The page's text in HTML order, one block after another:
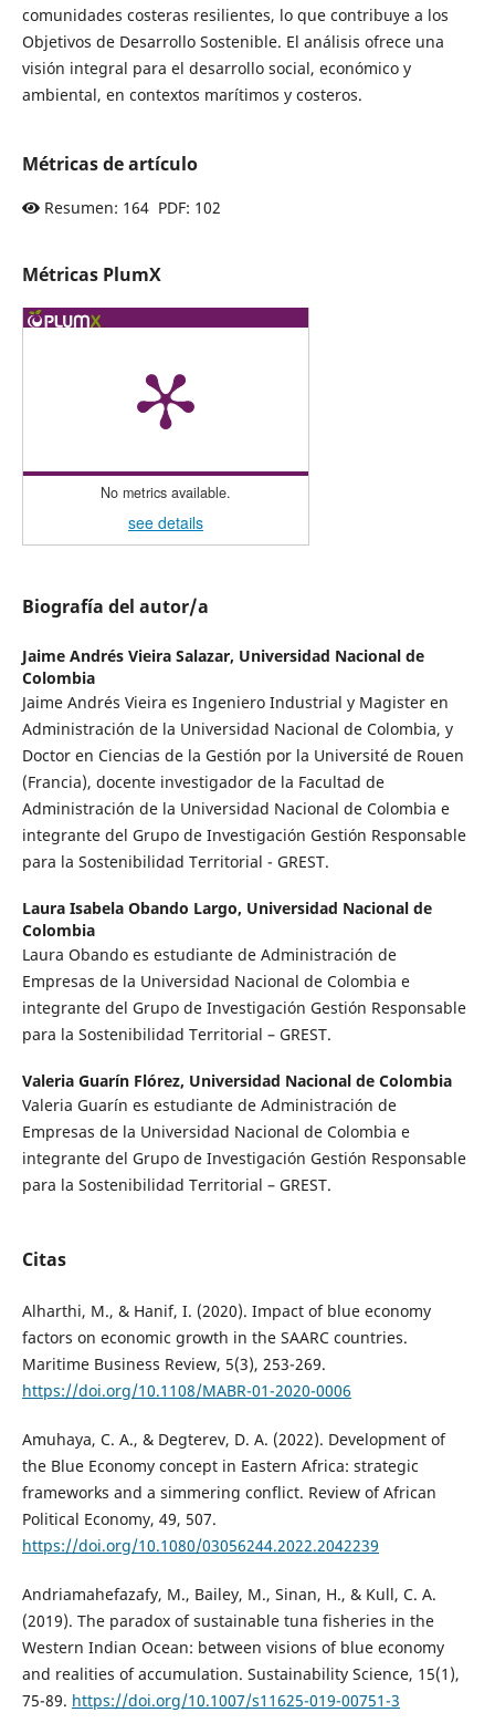
comunidades costeras resilientes, lo que contribuye a los
Objetivos de Desarrollo Sostenible. El análisis ofrece una
visión integral para el desarrollo social, económico y
ambiental, en contextos marítimos y costeros.
Métricas de artículo
Resumen: 164 PDF: 102
Métricas PlumX
No metrics available.
see details
Biografía del autor/a
Jaime Andrés Vieira Salazar, Universidad Nacional de
Colombia
Jaime Andrés Vieira es Ingeniero Industrial y Magister en
Administración de la Universidad Nacional de Colombia, y
Doctor en Ciencias de la Gestión por la Université de Rouen
(Francia), docente investigador de la Facultad de
Administración de la Universidad Nacional de Colombia e
integrante del Grupo de Investigación Gestión Responsable
para la Sostenibilidad Territorial - GREST.
Laura Isabela Obando Largo, Universidad Nacional de
Colombia
Laura Obando es estudiante de Administración de
Empresas de la Universidad Nacional de Colombia e
integrante del Grupo de Investigación Gestión Responsable
para la Sostenibilidad Territorial – GREST.
Valeria Guarín Flórez, Universidad Nacional de Colombia
Valeria Guarín es estudiante de Administración de
Empresas de la Universidad Nacional de Colombia e
integrante del Grupo de Investigación Gestión Responsable
para la Sostenibilidad Territorial – GREST.
Citas
Alharthi, M., & Hanif, I. (2020). Impact of blue economy
factors on economic growth in the SAARC countries.
Maritime Business Review, 5(3), 253-269.
https://doi.org/10.1108/MABR-01-2020-0006
Amuhaya, C. A., & Degterev, D. A. (2022). Development of
the Blue Economy concept in Eastern Africa: strategic
frameworks and a simmering conflict. Review of African
Political Economy, 49, 507.
https://doi.org/10.1080/03056244.2022.2042239
Andriamahefazafy, M., Bailey, M., Sinan, H., & Kull, C. A.
(2019). The paradox of sustainable tuna fisheries in the
Western Indian Ocean: between visions of blue economy
and realities of accumulation. Sustainability Science, 15(1),
75-89. https://doi.org/10.1007/s11625-019-00751-3